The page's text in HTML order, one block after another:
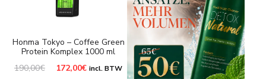
Honma Tokyo – Coffee Green
Protein Komplex 1000 ml
190,00€ Ursprünglicher
172,00€Aktueller
incl. BTW